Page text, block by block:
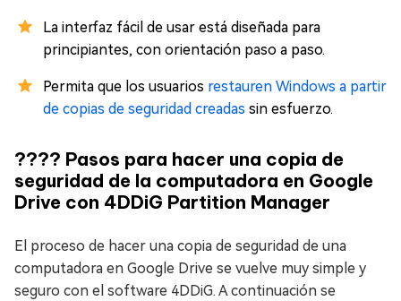
La interfaz fácil de usar está diseñada para
principiantes, con orientación paso a paso.
Permita que los usuarios restauren Windows a partir
de copias de seguridad creadas sin esfuerzo.
???? Pasos para hacer una copia de
seguridad de la computadora en Google
Drive con 4DDiG Partition Manager
El proceso de hacer una copia de seguridad de una
computadora en Google Drive se vuelve muy simple y
seguro con el software 4DDiG. A continuación se